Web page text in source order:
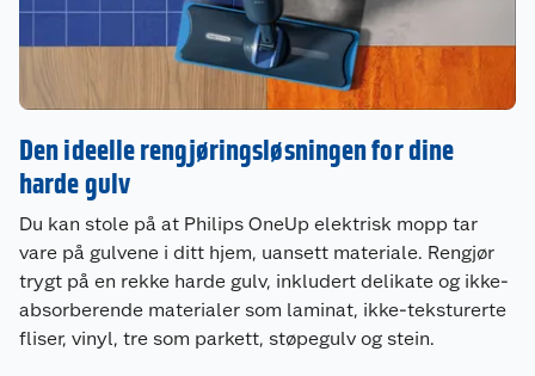
Den ideelle rengjøringsløsningen for dine
harde gulv
Du kan stole på at Philips OneUp elektrisk mopp tar
vare på gulvene i ditt hjem, uansett materiale. Rengjør
trygt på en rekke harde gulv, inkludert delikate og ikke-
absorberende materialer som laminat, ikke-teksturerte
fliser, vinyl, tre som parkett, støpegulv og stein.